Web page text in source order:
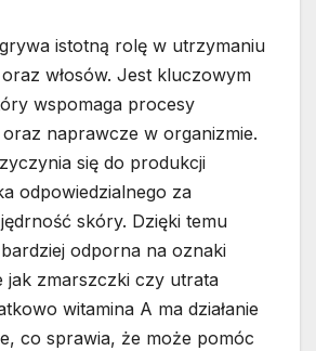
istotną rolę w utrzymaniu
włosów. Jest kluczowym
wspomaga procesy
naprawcze w organizmie.
się do produkcji
odpowiedzialnego za
skóry. Dzięki temu
odporna na oznaki
jak zmarszczki czy utrata
witamina A ma działanie
co sprawia, że może pomóc